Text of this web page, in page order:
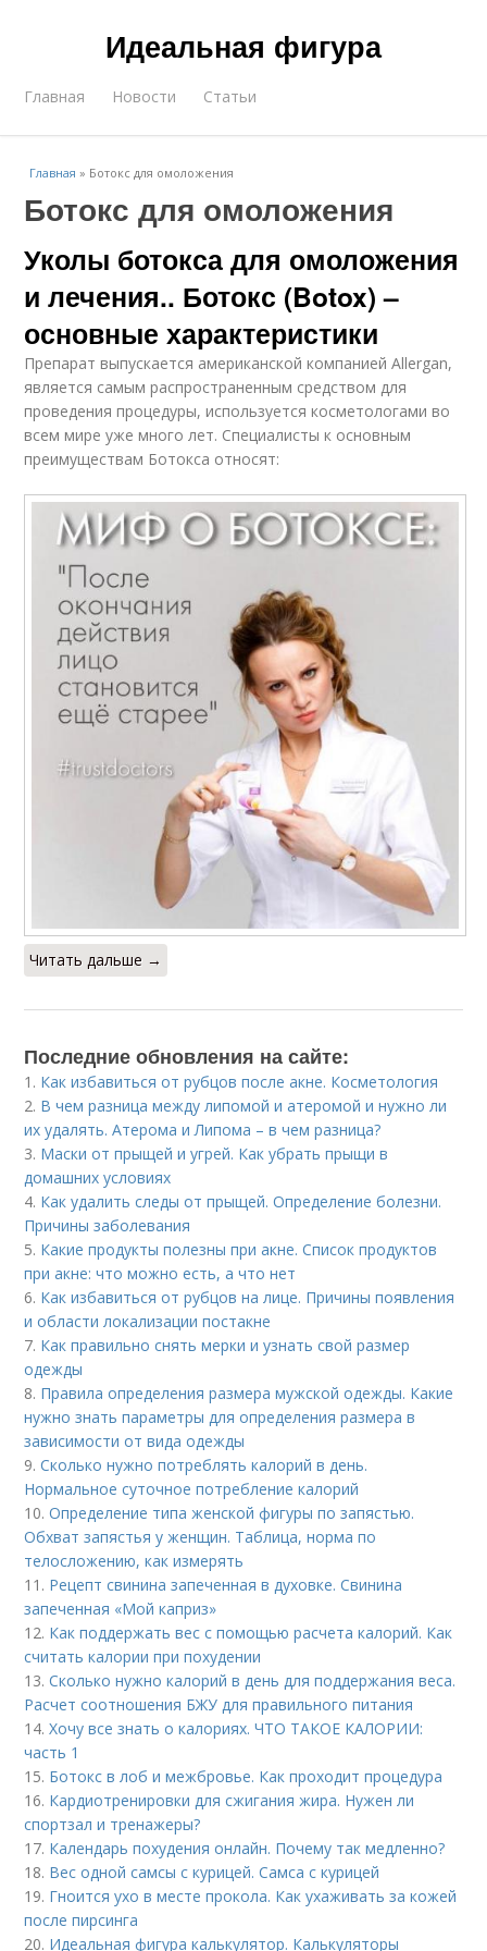
Идеальная фигура
Главная Новости Статьи
Главная » Ботокс для омоложения
Ботокс для омоложения
Уколы ботокса для омоложения
и лечения.. Ботокс (Botox) –
основные характеристики
Препарат выпускается американской компанией Allergan,
является самым распространенным средством для
проведения процедуры, используется косметологами во
всем мире уже много лет. Специалисты к основным
преимуществам Ботокса относят:
Читать дальше →
Последние обновления на сайте:
1. Как избавиться от рубцов после акне. Косметология
2. В чем разница между липомой и атеромой и нужно ли
их удалять. Атерома и Липома – в чем разница?
3. Маски от прыщей и угрей. Как убрать прыщи в
домашних условиях
4. Как удалить следы от прыщей. Определение болезни.
Причины заболевания
5. Какие продукты полезны при акне. Список продуктов
при акне: что можно есть, а что нет
6. Как избавиться от рубцов на лице. Причины появления
и области локализации постакне
7. Как правильно снять мерки и узнать свой размер
одежды
8. Правила определения размера мужской одежды. Какие
нужно знать параметры для определения размера в
зависимости от вида одежды
9.Сколько нужно потреблять калорий в день.
Нормальное суточное потребление калорий
10.Определение типа женской фигуры по запястью.
Обхват запястья у женщин. Таблица, норма по
телосложению, как измерять
11. Рецепт свинина запеченная в духовке. Свинина
запеченная «Мой каприз»
12. Как поддержать вес с помощью расчета калорий. Как
считать калории при похудении
13.Сколько нужно калорий в день для поддержания веса.
Расчет соотношения БЖУ для правильного питания
14.Хочу все знать о калориях. ЧТО ТАКОЕ КАЛОРИИ:
часть 1
15. Ботокс в лоб и межбровье. Как проходит процедура
16. Кардиотренировки для сжигания жира. Нужен ли
спортзал и тренажеры?
17. Календарь похудения онлайн. Почему так медленно?
18. Вес одной самсы с курицей. Самса с курицей
19. Гноится ухо в месте прокола. Как ухаживать за кожей
после пирсинга
20. Идеальная фигура калькулятор. Калькуляторы